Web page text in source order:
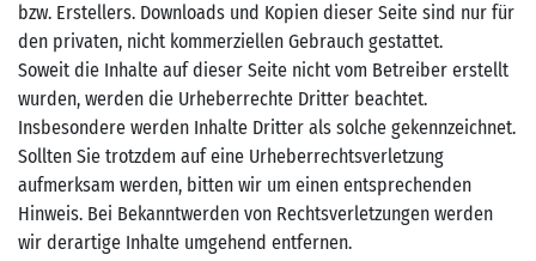
bzw. Erstellers. Downloads und Kopien dieser Seite sind nur für
den privaten, nicht kommerziellen Gebrauch gestattet.
Soweit die Inhalte auf dieser Seite nicht vom Betreiber erstellt
wurden, werden die Urheberrechte Dritter beachtet.
Insbesondere werden Inhalte Dritter als solche gekennzeichnet.
Sollten Sie trotzdem auf eine Urheberrechtsverletzung
aufmerksam werden, bitten wir um einen entsprechenden
Hinweis. Bei Bekanntwerden von Rechtsverletzungen werden
wir derartige Inhalte umgehend entfernen.